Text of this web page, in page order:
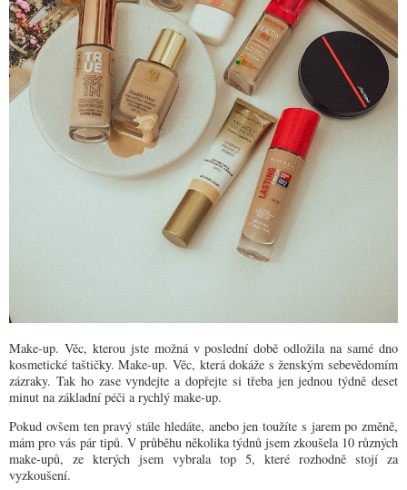
Make-up. Věc, kterou jste možná v poslední době odložila na samé dno
kosmetické taštičky. Make-up. Věc, která dokáže s ženským sebevědomím
zázraky. Tak ho zase vyndejte a dopřejte si třeba jen jednou týdně deset
minut na základní péči a rychlý make-up.
Pokud ovšem ten pravý stále hledáte, anebo jen toužíte s jarem po změně,
mám pro vás pár tipů. V průběhu několika týdnů jsem zkoušela 10 různých
make-upů, ze kterých jsem vybrala top 5, které rozhodně stojí za
vyzkoušení.